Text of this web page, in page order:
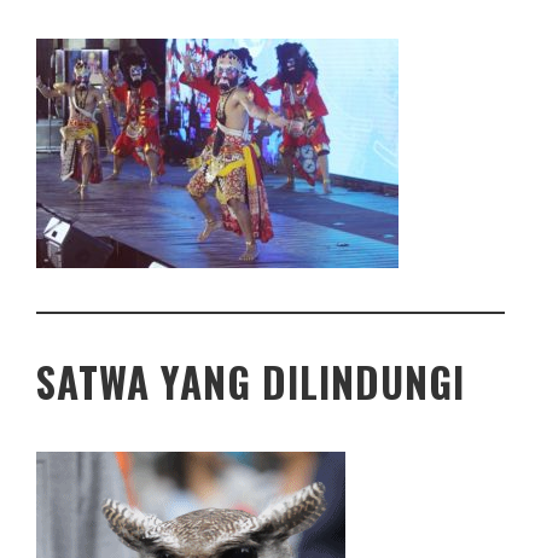
SATWA YANG DILINDUNGI